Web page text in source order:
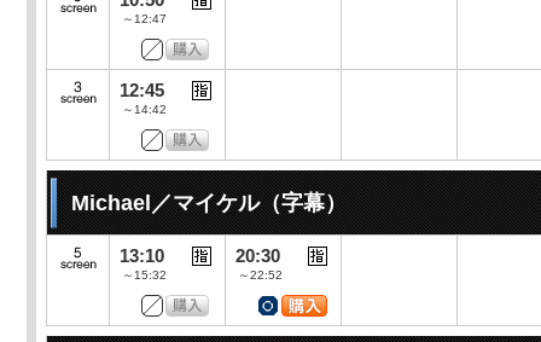
～12:47
12:45
～14:42
Michael／マイケル（字幕）
13:10
～15:32
20:30
～22:52